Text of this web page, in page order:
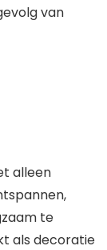
van
alleen
te
als decoratie